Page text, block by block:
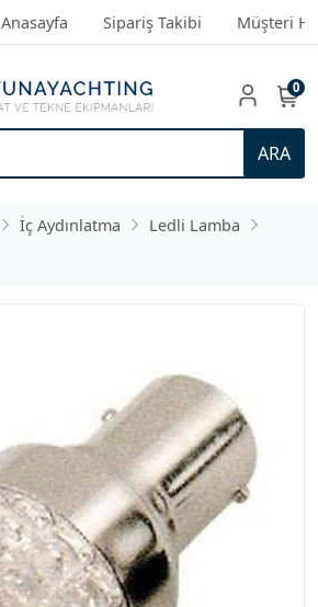
Anasayfa Sipariş Takibi Müşteri
ARA
0
İç Aydınlatma
Ledli Lamba